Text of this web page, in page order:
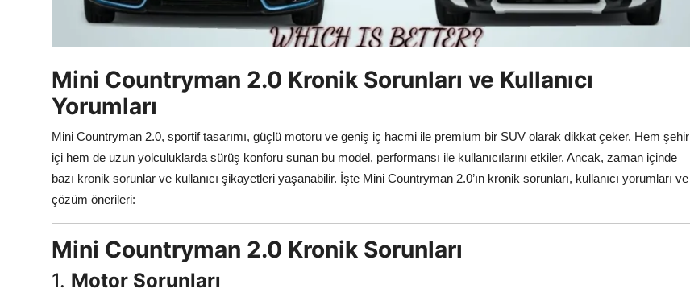
Aydınlatma & Görüş
Dizel Sistemler
Multimedya & Elektronik
Mini Countryman 2.0 Kronik Sorunları ve Kullanıcı
Yorumları
Mini Countryman 2.0, sportif tasarımı, güçlü motoru ve geniş iç hacmi ile premium bir SUV olarak dikkat çeker. Hem şehir
içi hem de uzun yolculuklarda sürüş konforu sunan bu model, performansı ile kullanıcılarını etkiler. Ancak, zaman içinde
bazı kronik sorunlar ve kullanıcı şikayetleri yaşanabilir. İşte Mini Countryman 2.0’ın kronik sorunları, kullanıcı yorumları ve
çözüm önerileri:
Mini Countryman 2.0 Kronik Sorunları
1. Motor Sorunları